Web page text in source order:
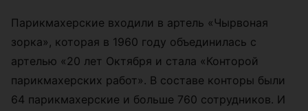
Парикмахерские входили в артель «Чырвоная
зорка», которая в 1960 году объединилась с
артелью «20 лет Октября и стала «Конторой
парикмахерских работ». В составе конторы были
64 парикмахерские и больше 760 сотрудников. И